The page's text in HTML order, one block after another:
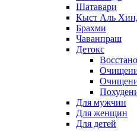
Шатавари
Кыст Аль
Брахми
Чаванпраш
Детокс
Для мужчин
Для женщин
Для детей